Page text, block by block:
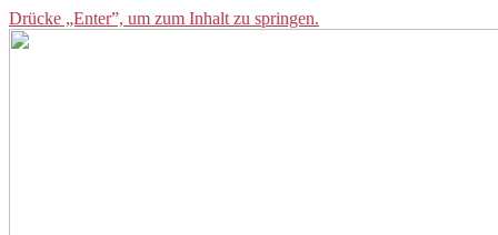
Drücke „Enter”, um zum Inhalt zu springen.